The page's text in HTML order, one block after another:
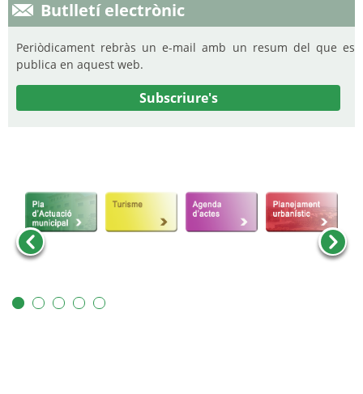
Butlletí electrònic
Periòdicament rebràs un e-mail amb un resum del que es
publica en aquest web.
Subscriure's